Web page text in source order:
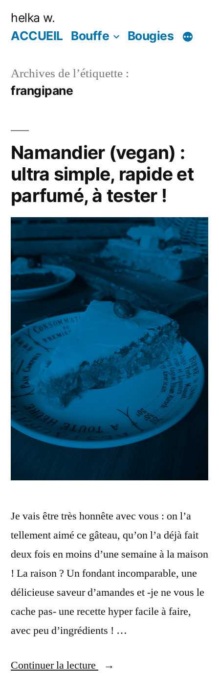
helka w.
ACCUEIL Bouffe Bougies
Archives de l’étiquette :
frangipane
Namandier (vegan) :
ultra simple, rapide et
parfumé, à tester !
Je vais être très honnête avec vous : on l’a
tellement aimé ce gâteau, qu’on l’a déjà fait
deux fois en moins d’une semaine à la maison
! La raison ? Un fondant incomparable, une
délicieuse saveur d’amandes et -je ne vous le
cache pas- une recette hyper facile à faire,
avec peu d’ingrédients ! …
Continuer la lecture
« Namandier